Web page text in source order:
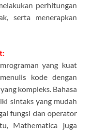
perhitungan
serta menerapkan
yang kuat
kode dengan
kompleks. Bahasa
sintaks yang mudah
fungsi dan operator
Mathematica juga